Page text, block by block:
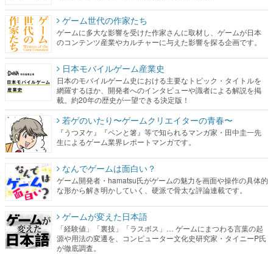
ゲーム世代の作家たち
ゲームに多大な影響を受けた作家さんに取材し、ゲームが日本
のコンテンツ産業やカルチャーに与えた影響を探る企画です。
日本モバイルゲーム産業史
日本のモバイルゲーム史における主要なトピック・タイトルを
網羅するほか、開発者へのインタビューや識者による解説を掲
載。約20年の歴史が一望できる決定版！
若ゲのいたり〜ゲームクリエイターの青春〜
『うつヌケ』『ペンと箸』等で知られるマンガ家・田中圭一先
生によるゲーム業界レポートマンガです。
なんでゲームは面白い？
ゲーム開発者・hamatsu氏がゲームの魅力を画面や操作の具体的
な形から解き明かしていく、硬派で骨太な評論連載です。
ゲームが変えた日本語
「経験値」「裏技」「ラスボス」… ゲームにまつわる言葉の起
源や用法の変遷を、コンピューター文化史研究家・タイニーP氏
が徹底調査。